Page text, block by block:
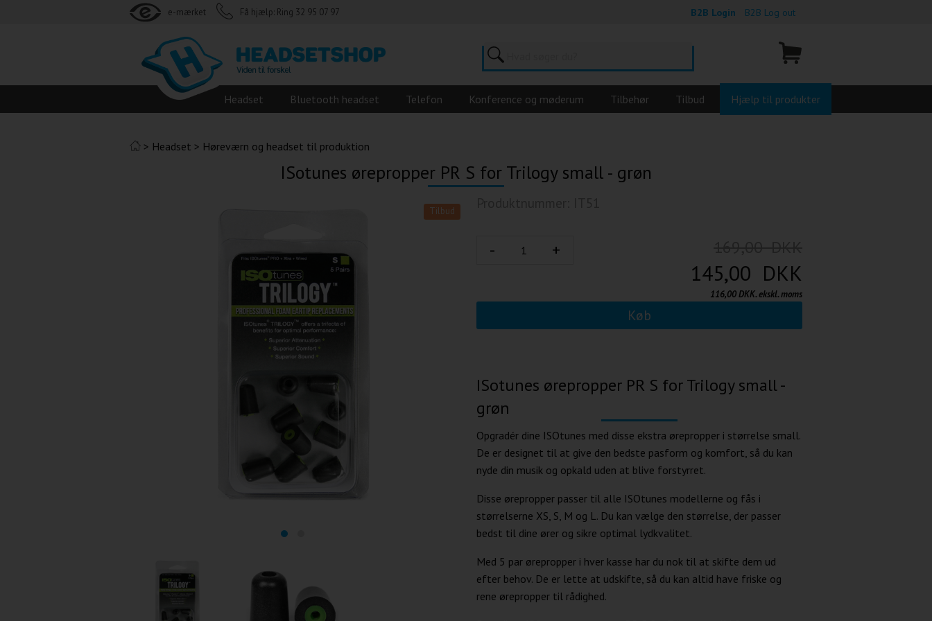
e-mærket Få hjælp: Ring 32 95 07 97 B2B Login B2B Log out
Headset Bluetooth headset Telefon Konference og møderum Tilbehør Tilbud Hjælp til produkter
> Headset > Høreværn og headset til produktion
ISotunes ørepropper PR S for Trilogy small - grøn
Tilbud
145,00 DKK
116,00 DKK. ekskl. moms
Køb
ISotunes ørepropper PR S for Trilogy small -
grøn
Opgradér dine ISOtunes med disse ekstra ørepropper i størrelse small.
De er designet til at give den bedste pasform og komfort, så du kan
nyde din musik og opkald uden at blive forstyrret.
Disse ørepropper passer til alle ISOtunes modellerne og fås i
størrelserne XS, S, M og L. Du kan vælge den størrelse, der passer
bedst til dine ører og sikre optimal lydkvalitet.
Med 5 par ørepropper i hver kasse har du nok til at skifte dem ud
efter behov. De er lette at udskifte, så du kan altid have friske og
rene ørepropper til rådighed.